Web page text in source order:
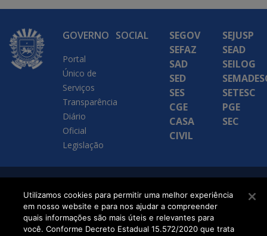
GOVERNO
Portal
Único de
Serviços
Transparência
Diário
Oficial
Legislação
SOCIAL
SEGOV
SEFAZ
SAD
SED
SES
CGE
CASA
CIVIL
SEJUSP
SEAD
SEILOG
SETESC
PGE
SEC
SETDIG | Secretaria-
Executiva de
Transformação Digital
Utilizamos cookies para permitir uma melhor experiência
em nosso website e para nos ajudar a compreender
quais informações são mais úteis e relevantes para
você. Conforme Decreto Estadual 15.572/2020 que trata